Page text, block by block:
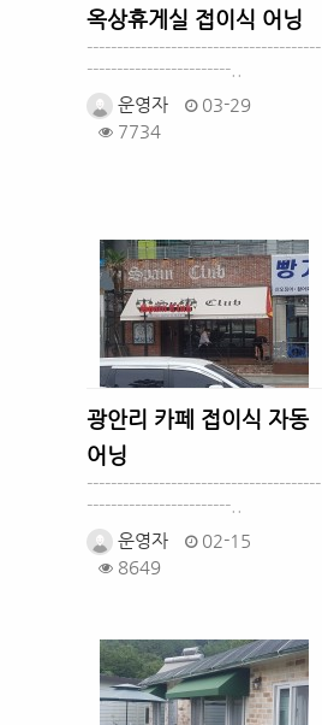
옥상휴게실 접이식 어닝
---------------------------------------
------------------------..
운영자
03-29
7734
광안리 카페 접이식 자동
어닝
---------------------------------------
------------------------..
운영자
02-15
8649